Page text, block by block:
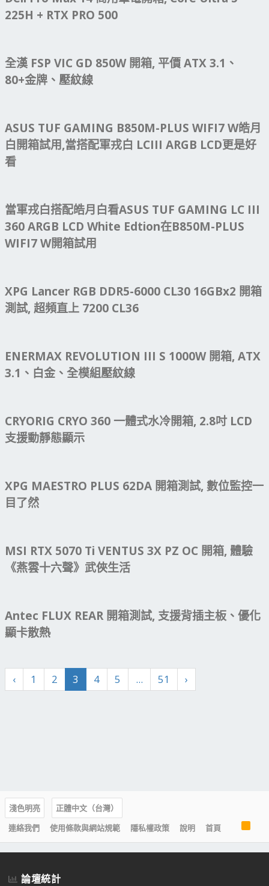
225H + RTX PRO 500
全漢 FSP VIC GD 850W 開箱, 平價 ATX 3.1、
80+金牌、壓紋線
ASUS TUF GAMING B850M-PLUS WIFI7 W皓月
白開箱試用,當搭配軍戎白 LCIII ARGB LCD更是好
看
當軍戎白搭配皓月白看ASUS TUF GAMING LC III
360 ARGB LCD White Edtion在B850M-PLUS
WIFI7 W開箱試用
XPG Lancer RGB DDR5-6000 CL30 16GBx2 開箱
測試, 超頻直上 7200 CL36
ENERMAX REVOLUTION III S 1000W 開箱, ATX
3.1、白金、全模組壓紋線
CRYORIG CRYO 360 一體式水冷開箱, 2.8吋 LCD
支援動靜態顯示
XPG MAESTRO PLUS 62DA 開箱測試, 數位監控一
目了然
MSI RTX 5070 Ti VENTUS 3X PZ OC 開箱, 體驗
《燕雲十六聲》武俠生活
Antec FLUX REAR 開箱測試, 支援背插主板、優化
顯卡散熱
‹ 1 2 3 4 5 ... 51 ›
淺色明亮
正體中文（台灣）
連絡我們
使用條款與網站規範 隱私權政策 說明 首頁
R
S
S
論壇統計